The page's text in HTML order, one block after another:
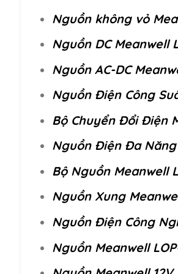
Nguồn không vỏ
Nguồn DC Meanwell
Nguồn AC-DC
Nguồn Điện Công
Bộ Chuyển Đổi Điện
Nguồn Điện Đa Năng
Bộ Nguồn Meanwell
Nguồn Xung
Nguồn Điện Công
Nguồn Meanwell